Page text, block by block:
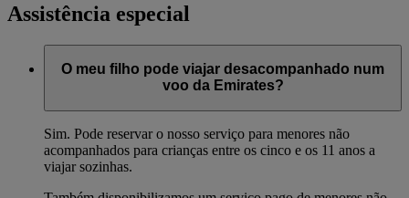
Assistência especial
O meu filho pode viajar desacompanhado num
voo da Emirates?
Sim. Pode reservar o nosso serviço para menores não
acompanhados para crianças entre os cinco e os 11 anos a
viajar sozinhas.